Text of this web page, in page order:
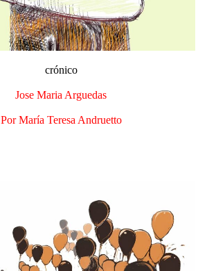
crónico
Jose Maria Arguedas
Por María Teresa Andruetto